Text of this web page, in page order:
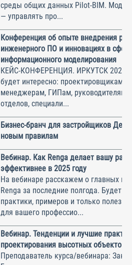
среды общих данных Pilot-BIM.
— управлять про...
Конференция об опыте внедрения
инженерного ПО и инновациях в
информационного моделирования
КЕЙС-КОНФЕРЕНЦИЯ. ИРКУТСК 2025
будет интересно: проектировщикам,
менеджерам, ГИПам, руководителям
отделов, специали...
Бизнес-бранч для застройщиков
новым правилам
Вебинар. Как Renga делает вашу
эффективнее в 2025 году
На вебинаре расскажем о главных
Renga за последние полгода. Будет
практики, примеров и только
для вашего профессио...
Вебинар. Тенденции и лучшие
проектирования высотных объектов
Преподаватель курса/вебинара: Зак